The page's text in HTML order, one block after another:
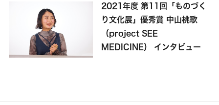
2021年度 第11回「ものづく
り文化展」優秀賞 中山桃歌
（project SEE
MEDICINE） インタビュー